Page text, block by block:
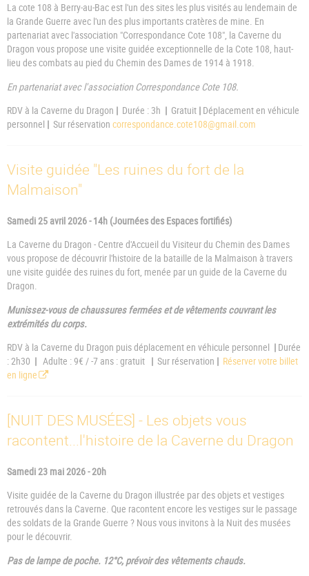
La cote 108 à Berry-au-Bac est l'un des sites les plus visités au lendemain de
la Grande Guerre avec l'un des plus importants cratères de mine. En
partenariat avec l'association "Correspondance Cote 108", la Caverne du
Dragon vous propose une visite guidée exceptionnelle de la Cote 108, haut-
lieu des combats au pied du Chemin des Dames de 1914 à 1918.
En partenariat avec l'association Correspondance Cote 108.
RDV à la Caverne du Dragon | Durée : 3h | Gratuit | Déplacement en véhicule
personnel | Sur réservation correspondance.cote108@gmail.com
Visite guidée "Les ruines du fort de la
Malmaison"
Samedi 25 avril 2026 - 14h (Journées des Espaces fortifiés)
La Caverne du Dragon - Centre d'Accueil du Visiteur du Chemin des Dames
vous propose de découvrir l'histoire de la bataille de la Malmaison à travers
une visite guidée des ruines du fort, menée par un guide de la Caverne du
Dragon.
Munissez-vous de chaussures fermées et de vêtements couvrant les
extrémités du corps.
RDV à la Caverne du Dragon puis déplacement en véhicule personnel | Durée
: 2h30 | Adulte : 9€ / -7 ans : gratuit | Sur réservation | Réserver votre billet
en ligne
[NUIT DES MUSÉES] - Les objets vous
racontent...l'histoire de la Caverne du Dragon
Samedi 23 mai 2026 - 20h
Visite guidée de la Caverne du Dragon illustrée par des objets et vestiges
retrouvés dans la Caverne. Que racontent encore les vestiges sur le passage
des soldats de la Grande Guerre ? Nous vous invitons à la Nuit des musées
pour le découvrir.
Pas de lampe de poche. 12°C, prévoir des vêtements chauds.